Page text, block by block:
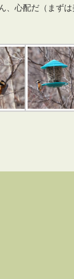
心配だ（まずは